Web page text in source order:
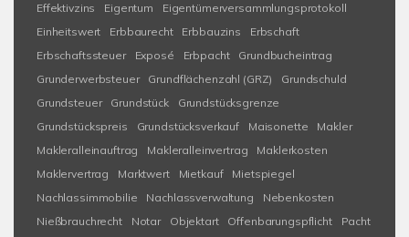
Effektivzins
Eigentum
Eigentümerversammlungsprotokoll
Einheitswert
Erbbaurecht Erbbauzins
Erbschaft
Erbschaftssteuer
Exposé Erbpacht
Grundbucheintrag
Grunderwerbsteuer
Grundflächenzahl (GRZ)
Grundschuld
Grundsteuer
Grundstück
Grundstücksgrenze
Grundstückspreis
Grundstücksverkauf Maisonette
Makler
Makleralleinauftrag
Makleralleinvertrag
Maklerkosten
Maklervertrag
Marktwert Mietkauf
Mietspiegel
Nachlassimmobilie
Nachlassverwaltung
Nebenkosten
Nießbrauchrecht
Notar Objektart Offenbarungspflicht
Pacht